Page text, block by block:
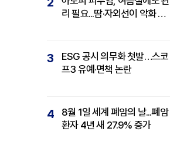
리 필요...땀·자외선이 악화 요
3
ESG 공시 의무화 첫발…스코
프3 유예·면책 논란
4
8월 1일 세계 폐암의 날...폐암
환자 4년 새 27.9% 증가